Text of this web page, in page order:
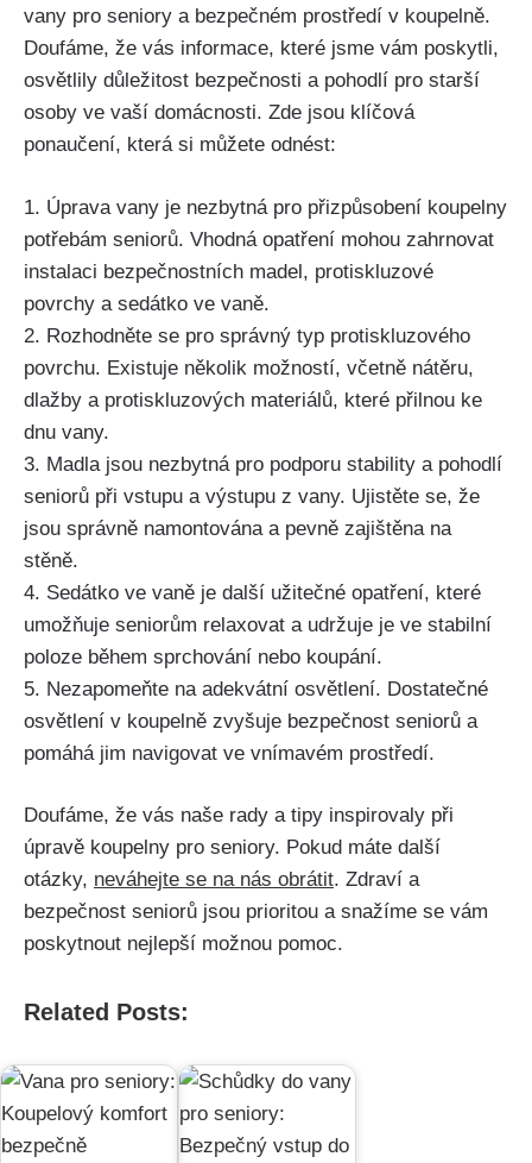
vany pro seniory a bezpečném prostředí v koupelně.
Doufáme, že vás informace, které jsme vám poskytli,
osvětlily důležitost bezpečnosti a pohodlí pro starší
osoby ve vaší domácnosti. Zde jsou klíčová
ponaučení, která si můžete odnést:
1. Úprava vany je nezbytná pro přizpůsobení koupelny
potřebám seniorů. Vhodná opatření mohou zahrnovat
instalaci bezpečnostních madel, protiskluzové
povrchy a sedátko ve vaně.
2. Rozhodněte se pro správný typ protiskluzového
povrchu. Existuje několik možností, včetně nátěru,
dlažby a protiskluzových materiálů, které přilnou ke
dnu vany.
3. Madla jsou nezbytná pro podporu stability a pohodlí
seniorů při vstupu a výstupu z vany. Ujistěte se, že
jsou správně namontována a pevně zajištěna na
stěně.
4. Sedátko ve vaně je další užitečné opatření, které
umožňuje seniorům relaxovat a udržuje je ve stabilní
poloze během sprchování nebo koupání.
5. Nezapomeňte na adekvátní osvětlení. Dostatečné
osvětlení v koupelně zvyšuje bezpečnost seniorů a
pomáhá jim navigovat ve vnímavém prostředí.
Doufáme, že vás naše rady a tipy inspirovaly při
úpravě koupelny pro seniory. Pokud máte další
otázky, neváhejte se na nás obrátit. Zdraví a
bezpečnost seniorů jsou prioritou a snažíme se vám
poskytnout nejlepší možnou pomoc.
Related Posts: